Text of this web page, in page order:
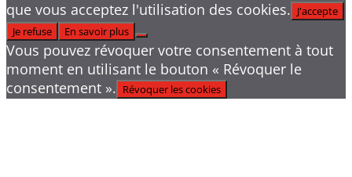
que vous acceptez l'utilisation des cookies. J'accepte
Je refuse
En savoir plus
Vous pouvez révoquer votre consentement à tout
moment en utilisant le bouton « Révoquer le
consentement ». Révoquer les cookies